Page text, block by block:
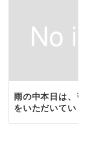
雨の中本日は、
をいただいてい